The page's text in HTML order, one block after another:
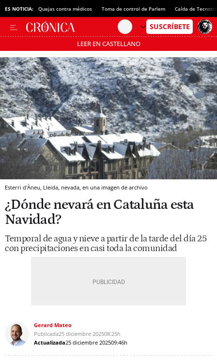
ES NOTICIA: Quejas contra médicos Toma de control de Parlem Caída de
LEER EN CASTELLANO
Pásate al MODO AHORRO
Esterri d'Àneu, Lleida, nevada, en una imagen de archivo
¿Dónde nevará en Cataluña esta
Navidad?
Temporal de agua y nieve a partir de la tarde del día 25
con precipitaciones en casi toda la comunidad
Gerard Mateo
Publicada25 diciembre 202508:25h
Actualizada25 diciembre 202509:46h